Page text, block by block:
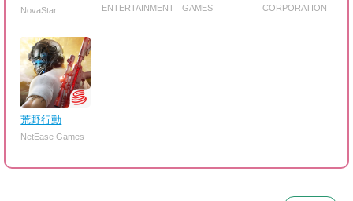
NovaStar
ENTERTAINMENT
GAMES
CORPORATION
荒野行動
NetEase Games